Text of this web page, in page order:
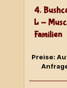
4.
L -
Familien
Preise: